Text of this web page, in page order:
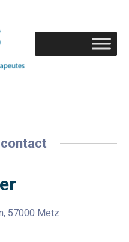
57000 Metz